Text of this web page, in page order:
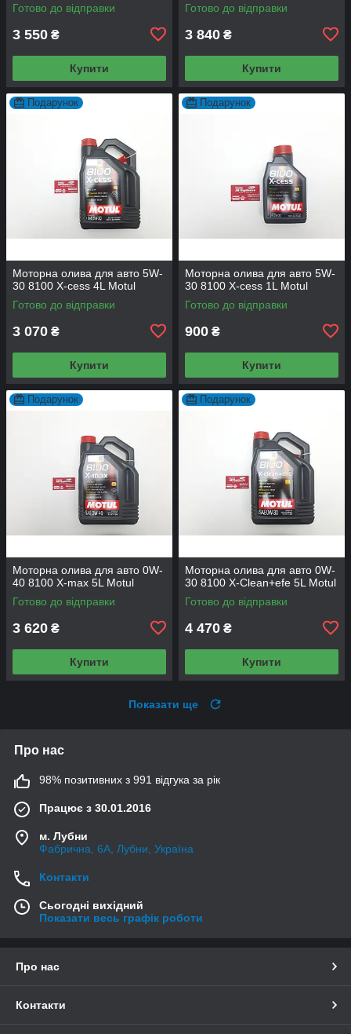
Готово до відправки
3 550 ₴
Купити
Готово до відправки
3 840 ₴
Купити
Подарунок
Моторна олива для авто 5W-
30 8100 X-cess 4L Motul
Готово до відправки
3 070 ₴
Купити
Подарунок
Моторна олива для авто 5W-
30 8100 X-cess 1L Motul
Готово до відправки
900 ₴
Купити
Подарунок
Моторна олива для авто 0W-
40 8100 X-max 5L Motul
Готово до відправки
3 620 ₴
Купити
Подарунок
Моторна олива для авто 0W-
30 8100 X-Сlean+efe 5L Motul
Готово до відправки
4 470 ₴
Купити
Показати ще
Про нас
98% позитивних з 991 відгука за рік
Працює з 30.01.2016
м. Лубни
Фабрична, 6А, Лубни, Україна
Контакти
Сьогодні вихідний
Показати весь графік роботи
Про нас
Контакти